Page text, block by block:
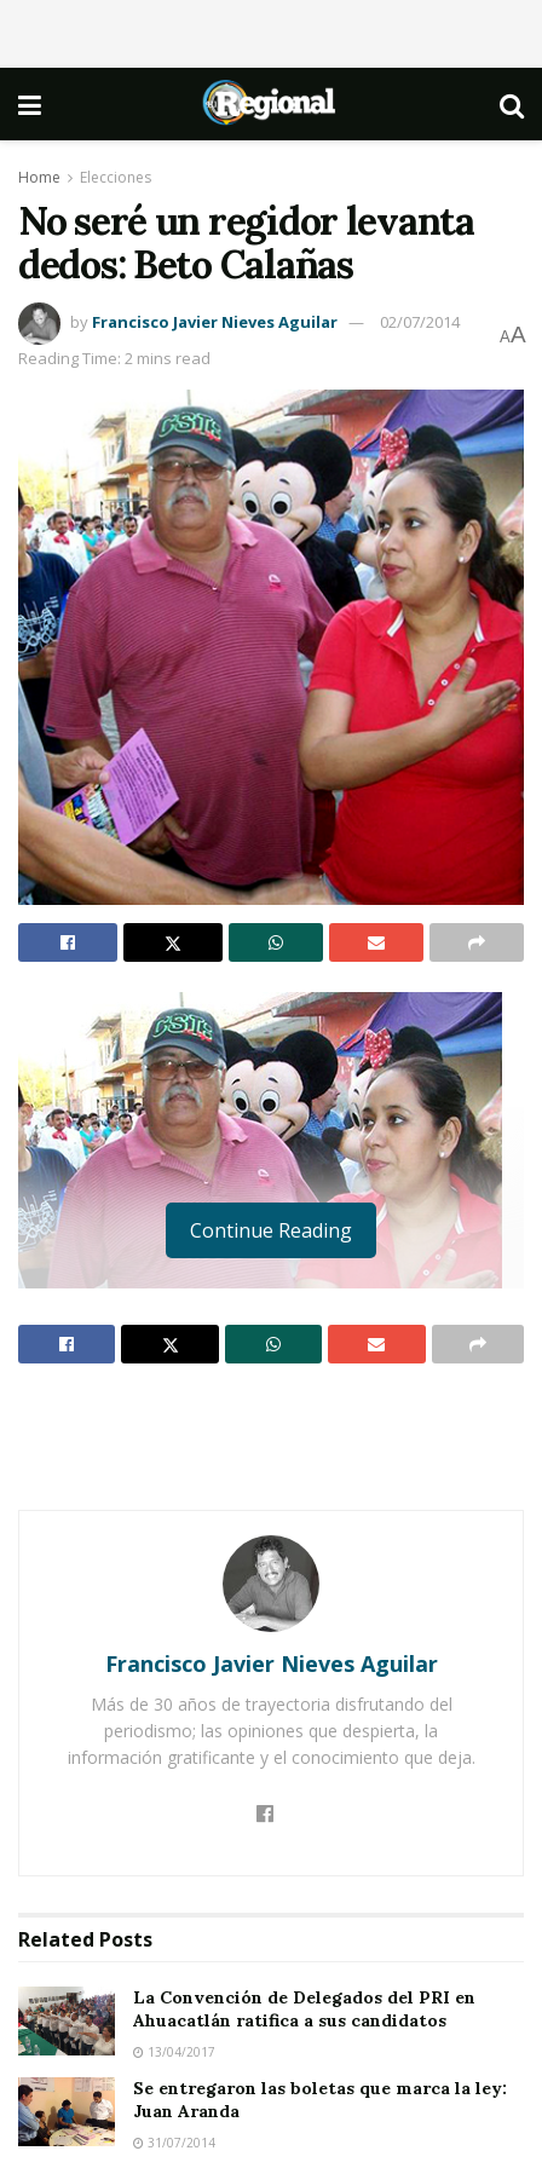
Home Elecciones
No seré un regidor levanta
dedos: Beto Calañas
by Francisco Javier Nieves Aguilar
02/07/2014
Reading Time: 2 mins read
AA
La Convención de Delegados del PRI en Ahuacatlán
Se entregaron las boletas que marca la ley: Juan
Aranda
Continue Reading
Francisco Javier Nieves Aguilar
Más de 30 años de trayectoria disfrutando del
periodismo; las opiniones que despierta, la
información gratificante y el conocimiento que deja.
Related Posts
La Convención de Delegados del PRI en
Ahuacatlán ratifica a sus candidatos
13/04/2017
Se entregaron las boletas que marca la ley:
Juan Aranda
31/07/2014